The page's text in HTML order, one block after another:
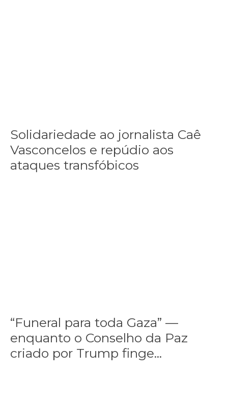
Solidariedade ao jornalista Caê
Vasconcelos e repúdio aos
ataques transfóbicos
“Funeral para toda Gaza” —
enquanto o Conselho da Paz
criado por Trump finge...